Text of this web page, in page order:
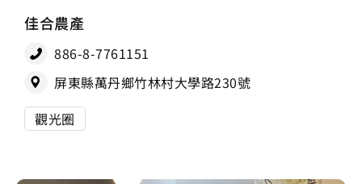
佳合農產
886-8-7761151
屏東縣萬丹鄉竹林村大學路230號
觀光圈